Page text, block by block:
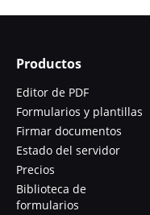
Productos
Editor de PDF
Formularios y plantillas
Firmar documentos
Estado del servidor
Precios
Biblioteca de
formularios